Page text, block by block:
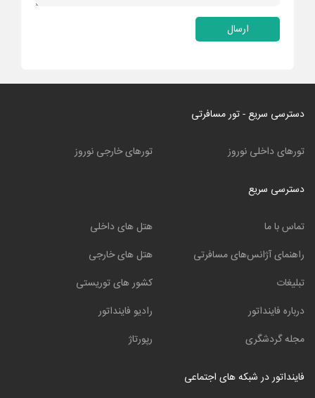
ارسال
دسترسی سریع - تور مسافرتی
تورهای داخلی نوروز تورهای خارجی نوروز
دسترسی سریع
تماس با ما
راهنمای آژانس‌های مسافرتی
تبلیغات
درباره فاینداتور
مجله گردشگری
هتل های داخلی
هتل های خارجی
کشور های توریستی
رادیو فاینداتور
رپورتاژ
فاینداتور در شبکه های اجتماعی